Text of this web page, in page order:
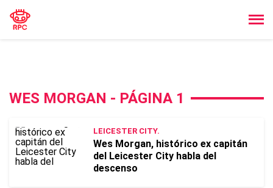
WES MORGAN - PÁGINA 1
LEICESTER CITY.
Wes Morgan, histórico ex capitán
del Leicester City habla del
descenso